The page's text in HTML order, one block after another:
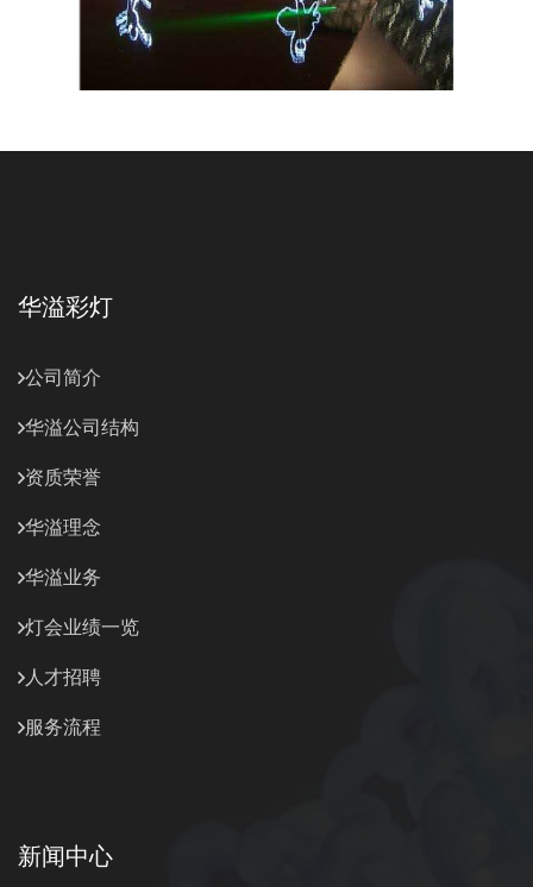
华溢彩灯
公司简介
华溢公司结构
资质荣誉
华溢理念
华溢业务
灯会业绩一览
人才招聘
服务流程
新闻中心